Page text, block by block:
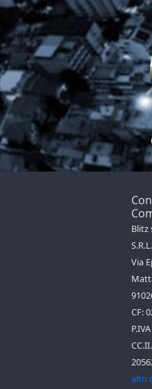
Blitz
S.R.L.
Via
CF:
altri